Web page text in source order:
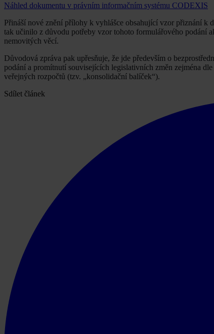
Náhled dokumentu v právním informačním systému CODEXIS
Přináší nové znění přílohy k vyhlášce obsahující vzor přiznání
tak učinilo z důvodu potřeby vzor tohoto formulářového podání
nemovitých věcí.
Důvodová zpráva pak upřesňuje, že jde především o
podání a promítnutí souvisejících legislativních změn zejména dle
veřejných rozpočtů (tzv. „konsolidační balíček“).
Sdílet článek